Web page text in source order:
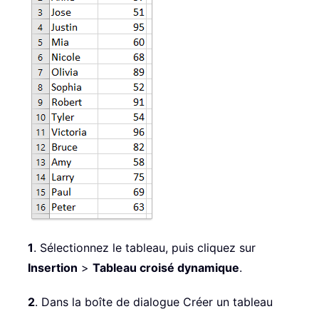
1. Sélectionnez le tableau, puis cliquez sur
Insertion > Tableau croisé dynamique.
2. Dans la boîte de dialogue Créer un tableau